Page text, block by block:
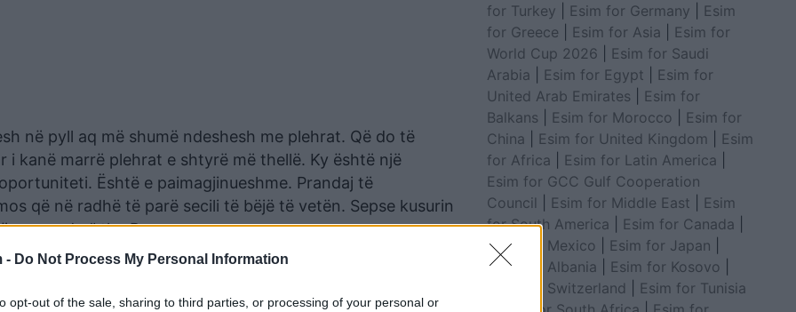
- Do Not Process My Personal Information
opt-out of the sale, sharing to third parties, or processing of your personal or
në pyll aq më shumë ndeshesh me plehrat. Që do të
kanë marrë plehrat e shtyrë më thellë. Ky është një
Është e paimagjinueshme. Prandaj të
që në radhë të parë secili të bëjë të vetën. Sepse kusurin
pamundur” tha Rama.
të qenë pjesë e aksionit të pastrimit të Pyllit të Sodës, ku
Dritan Leli./albeu.com/
for Turkey
Esim for Germany
Esim
for Greece
Esim for Asia
Esim for
World Cup 2026
Esim for Saudi
Arabia
Esim for Egypt
Esim for
United Arab Emirates
Esim for
Balkans
Esim for Morocco
Esim for
China
Esim for United Kingdom
Esim
for Africa
Esim for Latin America
Esim for GCC Gulf Cooperation
Council
Esim for Middle East
Esim
for South America
Esim for Canada
Esim for Mexico
Esim for Japan
Esim for Albania
Esim for Kosovo
Esim for Switzerland
Esim for Tunisia